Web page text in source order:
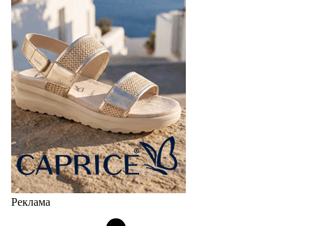
Реклама